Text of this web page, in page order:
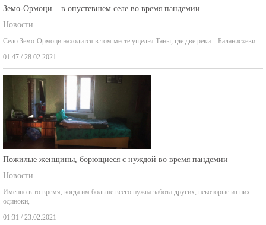
Земо-Ормоци – в опустевшем селе во время пандемии
Новости
Село Земо-Ормоци находится в том месте ущелья Таны, где две реки – Баланисхеви
01:47 / 28.02.2021
Пожилые женщины, борющиеся с нуждой во время пандемии
Новости
Именно в то время, когда им больше всего нужна забота других, некоторые из них
одиноки,
01:31 / 23.02.2021